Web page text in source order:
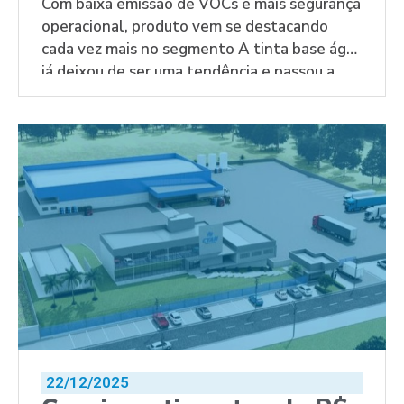
embalagens e vira
estratégia para
segurança,
sustentabilidade e
produtividade
Com baixa emissão de VOCs e mais segurança
operacional, produto vem se destacando
cada vez mais no segmento A tinta base água
já deixou de ser uma tendência e passou a
integrar o planejamento de empresas que
e buscam soluções mais sustentáveis.
Conforme Relatório do Mercado de Impressão
Flexográfica […]
22/12/2025